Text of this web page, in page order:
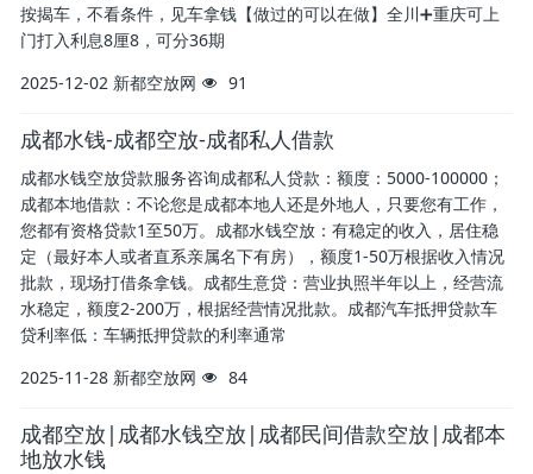
按揭车，不看条件，见车拿钱【做过的可以在做】全川➕重庆可上
门打入利息8厘8，可分36期
2025-12-02 新都空放网 91
成都水钱-成都空放-成都私人借款
成都水钱空放贷款服务咨询成都私人贷款：额度：5000-100000；
成都本地借款：不论您是成都本地人还是外地人，只要您有工作，
您都有资格贷款1至50万。成都水钱空放：有稳定的收入，居住稳
定（最好本人或者直系亲属名下有房），额度1-50万根据收入情况
批款，现场打借条拿钱。成都生意贷：营业执照半年以上，经营流
水稳定，额度2-200万，根据经营情况批款。成都汽车抵押贷款车
贷利率低：车辆抵押贷款的利率通常
2025-11-28 新都空放网 84
成都空放|成都水钱空放|成都民间借款空放|成都本
地放水钱